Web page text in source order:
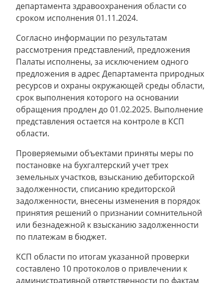
департамента здравоохранения области со
сроком исполнения 01.11.2024.
Согласно информации по результатам
рассмотрения представлений, предложения
Палаты исполнены, за исключением одного
предложения в адрес Департамента природных
ресурсов и охраны окружающей среды области,
срок выполнения которого на основании
обращения продлен до 01.02.2025. Выполнение
представления остается на контроле в КСП
области.
Проверяемыми объектами приняты меры по
постановке на бухгалтерский учет трех
земельных участков, взысканию дебиторской
задолженности, списанию кредиторской
задолженности, внесены изменения в порядок
принятия решений о признании сомнительной
или безнадежной к взысканию задолженности
по платежам в бюджет.
КСП области по итогам указанной проверки
составлено 10 протоколов о привлечении к
административной ответственности по фактам